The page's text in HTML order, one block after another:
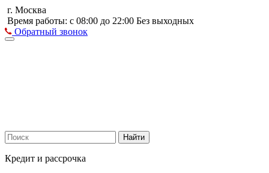
г. Москва
Время работы: с 08:00 до 22:00 Без выходных
Обратный звонок
Найти
Кредит и рассрочка